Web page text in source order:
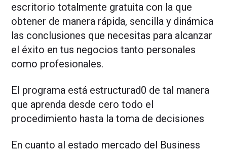
escritorio totalmente gratuita con la que
obtener de manera rápida, sencilla y dinámica
las conclusiones que necesitas para alcanzar
el éxito en tus negocios tanto personales
como profesionales.
El programa está estructurad0 de tal manera
que aprenda desde cero todo el
procedimiento hasta la toma de decisiones
En cuanto al estado mercado del Business